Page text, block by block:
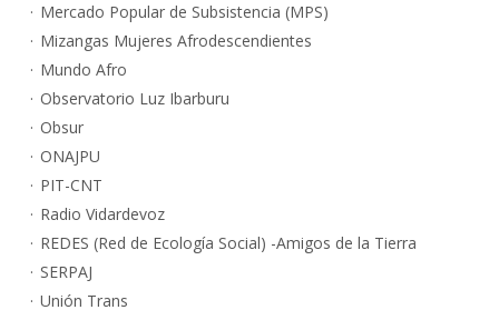
Mercado Popular de Subsistencia (MPS)
Mizangas Mujeres Afrodescendientes
Mundo Afro
Observatorio Luz Ibarburu
Obsur
ONAJPU
PIT-CNT
Radio Vidardevoz
REDES (Red de Ecología Social) -Amigos de la Tierra
SERPAJ
Unión Trans